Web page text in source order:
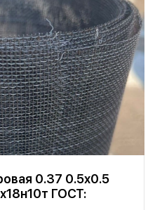
0.37 0.5х0.5
ГОСТ: